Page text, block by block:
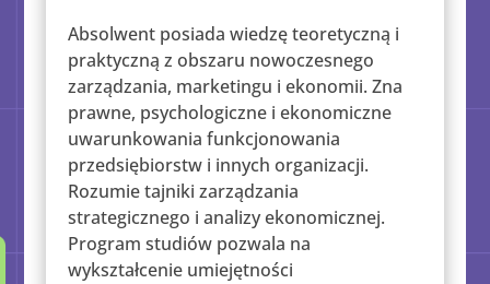
Absolwent posiada wiedzę teoretyczną i
praktyczną z obszaru nowoczesnego
zarządzania, marketingu i ekonomii. Zna
prawne, psychologiczne i ekonomiczne
uwarunkowania funkcjonowania
przedsiębiorstw i innych organizacji.
Rozumie tajniki zarządzania
strategicznego i analizy ekonomicznej.
Program studiów pozwala na
wykształcenie umiejętności